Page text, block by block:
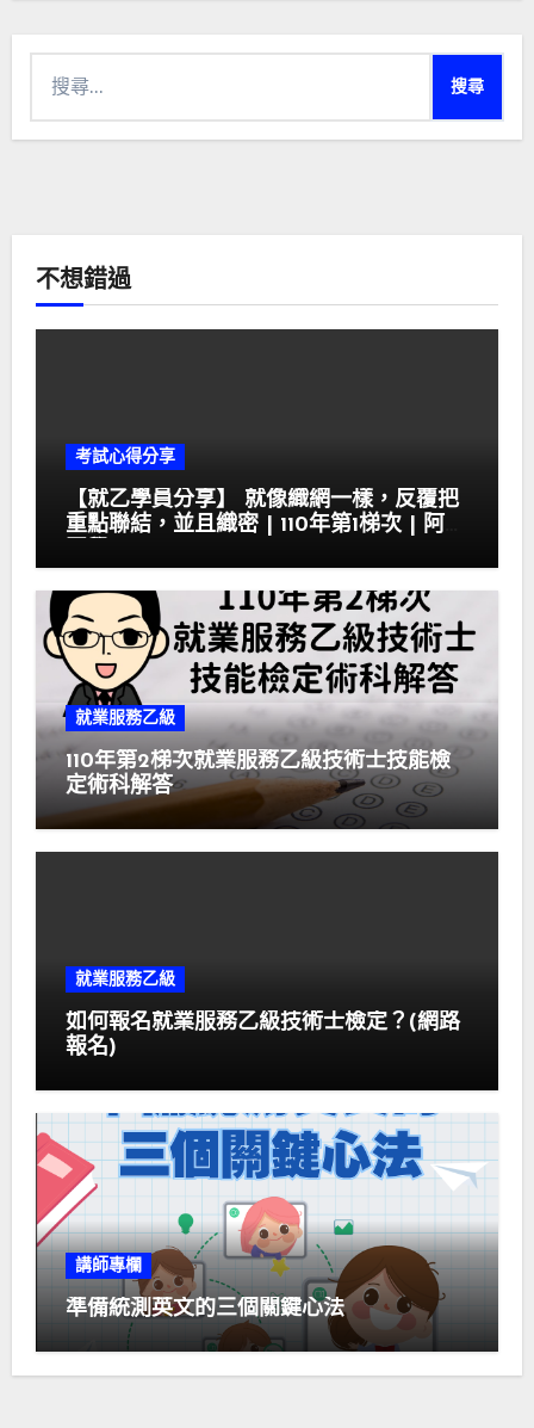
不想錯過
考試心得分享
【就乙學員分享】 就像織網一樣，反覆把
重點聯結，並且織密 | 110年第1梯次 | 阿霏
就業服務乙級
110年第2梯次就業服務乙級技術士技能檢
定術科解答
就業服務乙級
如何報名就業服務乙級技術士檢定？(網路
報名)
講師專欄
準備統測英文的三個關鍵心法